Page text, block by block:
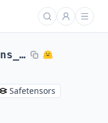
darknetaa53.c2ns_in1k
Safetensors